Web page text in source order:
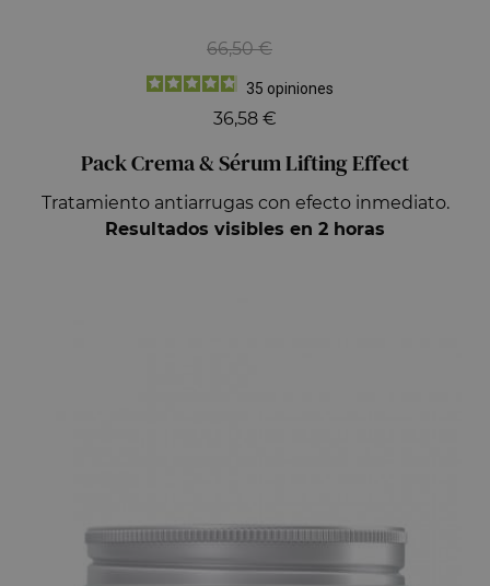
66,50 €
35 opiniones
36,58 €
Pack Crema & Sérum Lifting Effect
Tratamiento antiarrugas con efecto inmediato.
Resultados visibles en 2 horas